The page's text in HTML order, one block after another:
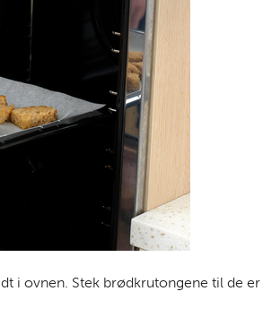
i ovnen. Stek brødkrutongene til de